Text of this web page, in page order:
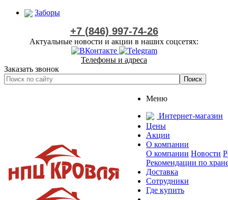
Заборы
+7 (846) 997-74-26
Актуальные новости и акции в наших соцсетях:
Телефоны и адреса
Заказать звонок
Меню
Интернет-магазин
Цены
Акции
О компании
О компании Новости
Рекомендации по
Доставка
Сотрудники
Где купить